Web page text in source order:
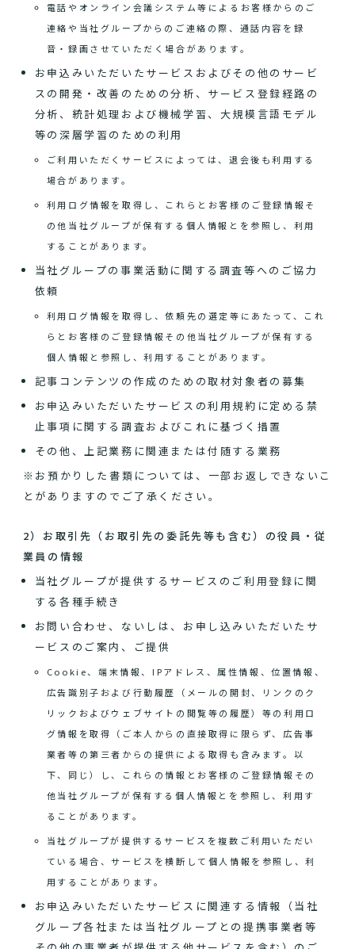
電話やオンライン会議システム等によるお客様からのご
連絡や当社グループからのご連絡の際、通話内容を録
音・録画させていただく場合があります。
お申込みいただいたサービスおよびその他のサービ
スの開発・改善のための分析、サービス登録経路の
分析、統計処理および機械学習、大規模言語モデル
等の深層学習のための利用
ご利用いただくサービスによっては、退会後も利用する
場合があります。
利用ログ情報を取得し、これらとお客様のご登録情報そ
の他当社グループが保有する個人情報とを参照し、利用
することがあります。
当社グループの事業活動に関する調査等へのご協力
依頼
利用ログ情報を取得し、依頼先の選定等にあたって、これ
らとお客様のご登録情報その他当社グループが保有する
個人情報と参照し、利用することがあります。
記事コンテンツの作成のための取材対象者の募集
お申込みいただいたサービスの利用規約に定める禁
止事項に関する調査およびこれに基づく措置
その他、上記業務に関連または付随する業務
※お預かりした書類については、一部お返しできないこ
とがありますのでご了承ください。
2）お取引先（お取引先の委託先等も含む）の役員・従
業員の情報
当社グループが提供するサービスのご利用登録に関
する各種手続き
お問い合わせ、ないしは、お申し込みいただいたサ
ービスのご案内、ご提供
Cookie、端末情報、IPアドレス、属性情報、位置情報、
広告識別子および行動履歴（メールの開封、リンクのク
リックおよびウェブサイトの閲覧等の履歴）等の利用ロ
グ情報を取得（ご本人からの直接取得に限らず、広告事
業者等の第三者からの提供による取得も含みます。以
下、同じ）し、これらの情報とお客様のご登録情報その
他当社グループが保有する個人情報とを参照し、利用す
ることがあります。
当社グループが提供するサービスを複数ご利用いただい
ている場合、サービスを横断して個人情報を参照し、利
用することがあります。
お申込みいただいたサービスに関連する情報（当社
グループ各社または当社グループとの提携事業者等